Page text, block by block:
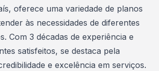
oferece uma variedade de planos
às necessidades de diferentes
Com 3 décadas de experiência e
satisfeitos, se destaca pela
e excelência em serviços.